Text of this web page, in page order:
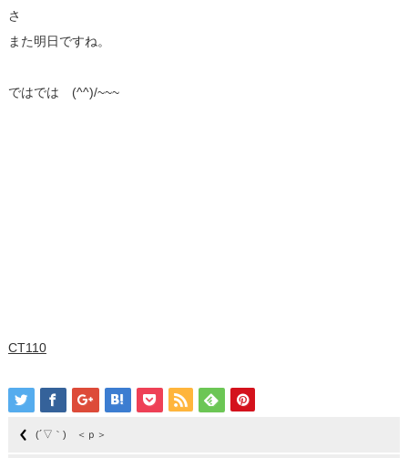
さ
また明日ですね。
ではでは (^^)/~~~
CT110
(´▽｀) ＜ｐ＞